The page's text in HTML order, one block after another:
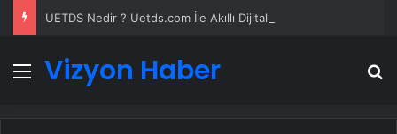
Menü
Vizyon Haber